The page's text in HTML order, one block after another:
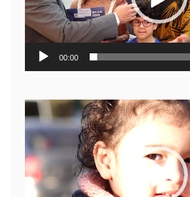
00:00
Reproductor
de
video